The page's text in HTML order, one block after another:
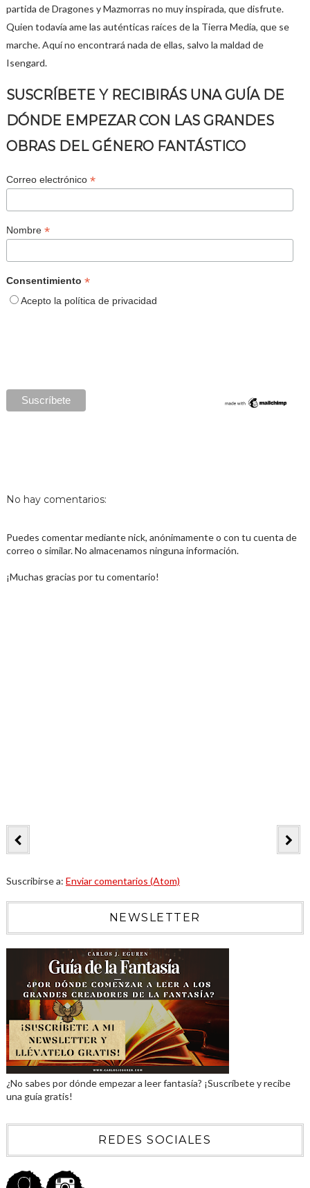
partida de Dragones y Mazmorras no muy inspirada, que disfrute.
Quien todavía ame las auténticas raíces de la Tierra Media, que se
marche. Aquí no encontrará nada de ellas, salvo la maldad de
Isengard.
SUSCRÍBETE Y RECIBIRÁS UNA GUÍA DE
DÓNDE EMPEZAR CON LAS GRANDES
OBRAS DEL GÉNERO FANTÁSTICO
Correo electrónico *
Nombre *
Consentimiento *
Acepto la política de privacidad
No hay comentarios:
Puedes comentar mediante nick, anónimamente o con tu cuenta de
correo o similar. No almacenamos ninguna información.
¡Muchas gracias por tu comentario!
Suscribirse a: Enviar comentarios (Atom)
NEWSLETTER
¿No sabes por dónde empezar a leer fantasía? ¡Suscríbete y recibe
una guía gratis!
REDES SOCIALES